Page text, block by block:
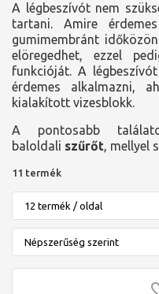
A légbeszívót nem
tartani. Amire
gumimembránt
elöregedhet, ezzel
funkcióját. A
érdemes alkalmazni,
kialakított vizesblokk.
A pontosabb
baloldali szűrőt, mellyel
11 termék